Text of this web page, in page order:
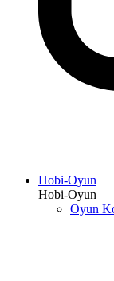
Hobi-Oyun
Hobi-Oyun
Oyun